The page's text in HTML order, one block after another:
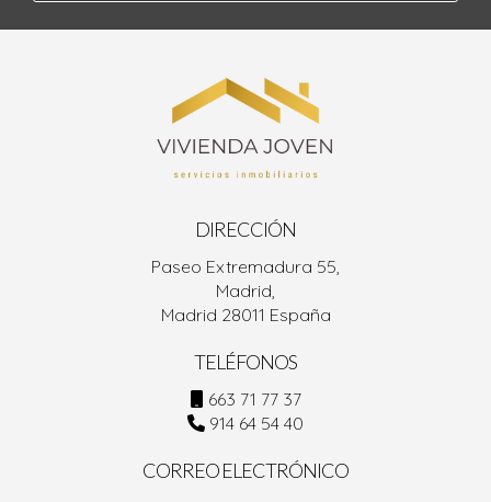
DIRECCIÓN
Paseo Extremadura 55,
Madrid,
Madrid 28011 España
TELÉFONOS
663 71 77 37
914 64 54 40
CORREO ELECTRÓNICO